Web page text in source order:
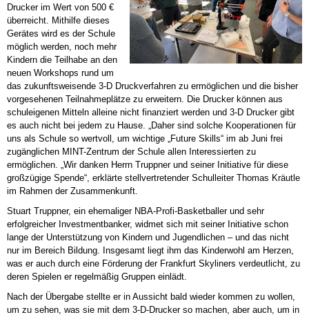
Drucker im Wert von 500 €
überreicht. Mithilfe dieses
Gerätes wird es der Schule
möglich werden, noch mehr
Kindern die Teilhabe an den
neuen Workshops rund um
das zukunftsweisende 3-D Druckverfahren zu ermöglichen und die bisher
vorgesehenen Teilnahmeplätze zu erweitern. Die Drucker können aus
schuleigenen Mitteln alleine nicht finanziert werden und 3-D Drucker gibt
es auch nicht bei jedem zu Hause. „Daher sind solche Kooperationen für
uns als Schule so wertvoll, um wichtige „Future Skills“ im ab Juni frei
zugänglichen MINT-Zentrum der Schule allen Interessierten zu
ermöglichen. „Wir danken Herrn Truppner und seiner Initiative für diese
großzügige Spende“, erklärte stellvertretender Schulleiter Thomas Kräutle
im Rahmen der Zusammenkunft.
Stuart Truppner, ein ehemaliger NBA-Profi-Basketballer und sehr
erfolgreicher Investmentbanker, widmet sich mit seiner Initiative schon
lange der Unterstützung von Kindern und Jugendlichen – und das nicht
nur im Bereich Bildung. Insgesamt liegt ihm das Kinderwohl am Herzen,
was er auch durch eine Förderung der Frankfurt Skyliners verdeutlicht, zu
deren Spielen er regelmäßig Gruppen einlädt.
Nach der Übergabe stellte er in Aussicht bald wieder kommen zu wollen,
um zu sehen, was sie mit dem 3-D-Drucker so machen, aber auch, um in